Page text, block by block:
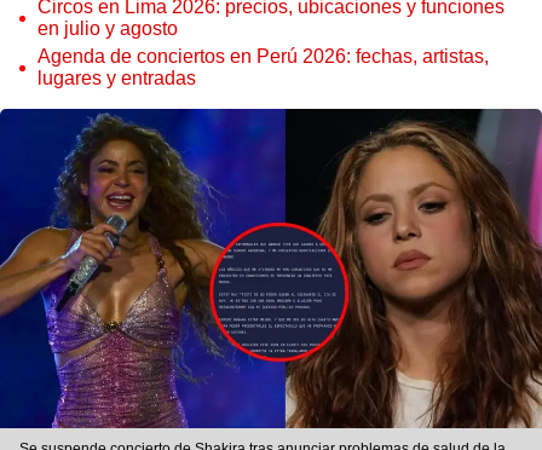
Circos en Lima 2026: precios, ubicaciones y funciones
en julio y agosto
Agenda de conciertos en Perú 2026: fechas, artistas,
lugares y entradas